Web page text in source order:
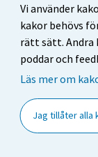
Vi använder
kakor behövs
rätt sätt. Andra
poddar och
Läs mer om
Jag tillåter alla
Användarvillkor
Dataskydd
Tillgänglighet
Cookie-